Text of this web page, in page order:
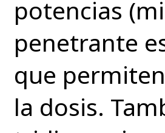
potencias
penetrante
que
la dosis.